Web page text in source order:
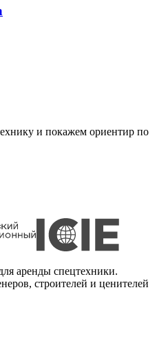
и покажем ориентир по
аренды спецтехники.
строителей и ценителей